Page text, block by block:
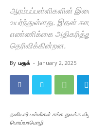
ஆரம்பப்பள்ளிகளின்
உயர்ந்துள்ளது. இதன்
எண்ணிக்கை
தெரிவிக்கின்றன.
By பரூக் - January 2, 2025
தனியார் பள்ளிகள் சங்க துவக்க
பொய்யாமொழி